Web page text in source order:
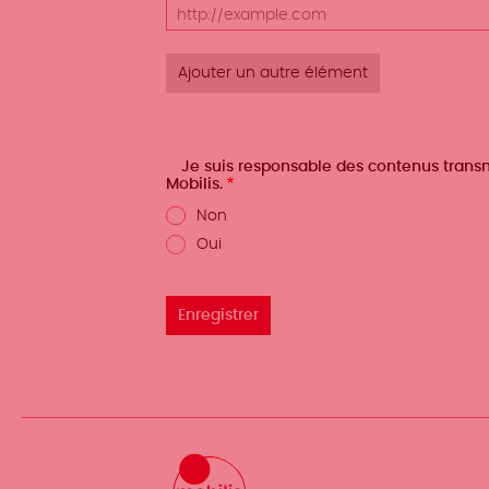
URL
Je suis responsable des contenus
Mobilis.
Non
Oui